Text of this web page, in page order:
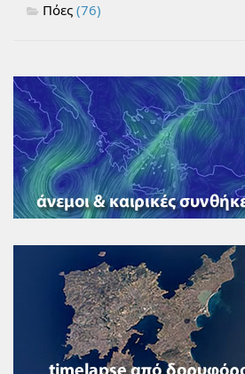
Πόες (76)